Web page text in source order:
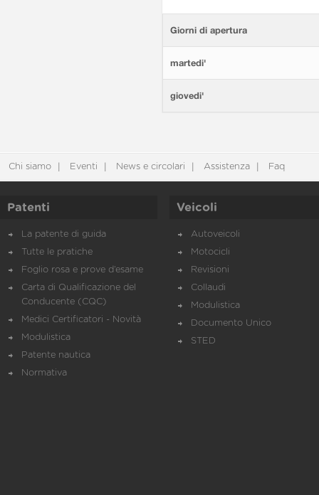
Giorni di apertura
martedi'
giovedi'
Chi siamo Eventi News e circolari Assistenza Faq
Patenti
La patente di guida
Tutte le pratiche
Foglio rosa e prove d’esame
Carta di Qualificazione del
Conducente (CQC)
Medici Certificatori - Novità
Modulistica
Patente nautica
Normativa
Veicoli
Autoveicoli
Motocicli
Revisioni
Collaudi
Modulistica
Documento Unico
STED